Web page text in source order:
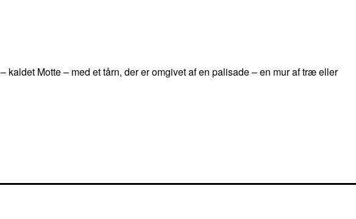
Motte – med et tårn, der er omgivet af en palisade – en mur af træ eller